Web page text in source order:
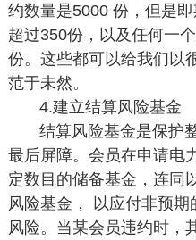
约数量是5000 份，但是
超过350份，以及任何一
份。这些都可以给我们以
范于未然。
4.建立结算风险基金
结算风险基金是保护
最后屏障。会员在申请电
定数目的储备基金，连同
风险基金， 以应付非预
风险。当某会员违约时，